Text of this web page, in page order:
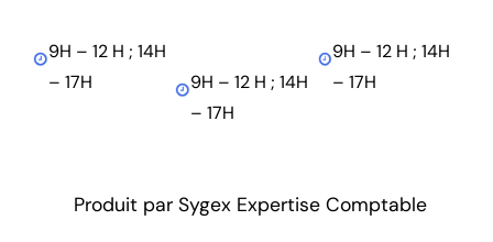
9H – 12 H ; 14H
– 17H
9H – 12 H ; 14H
– 17H
9H – 12 H ; 14H
– 17H
Produit par Sygex Expertise Comptable